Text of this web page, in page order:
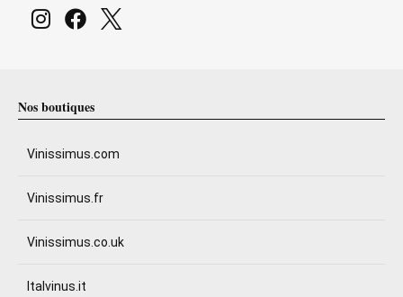
Nos boutiques
Vinissimus.com
Vinissimus.fr
Vinissimus.co.uk
Italvinus.it